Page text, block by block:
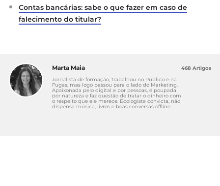
Contas bancárias: sabe o que fazer em caso de
falecimento do titular?
Marta Maia
Jornalista de formação, trabalhou no Público e na
Fugas, mas logo passou para o lado do Marketing.
Apaixonada pelo digital e por pessoas, é poupada
por natureza e faz questão de tratar o dinheiro com
o respeito que ele merece. Ecologista convicta, não
dispensa música, livros e boas conversas offline.
468 Artigos